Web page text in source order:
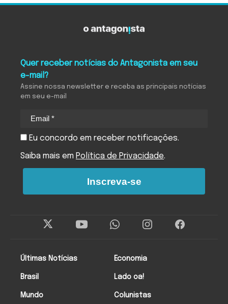
Últimas Notícias
Brasil
Mundo
Economia
Lado oa!
Colunistas
Quer receber notícias do Antagonista em seu
e-mail?
Assine nossa newsletter e receba as principais notícias
em seu e-mail
Eu concordo em receber notificações.
Saiba mais em Política de Privacidade.
Inscreva-se